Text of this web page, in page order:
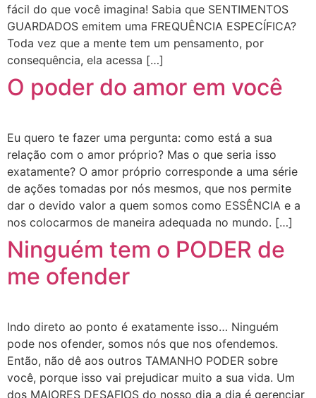
fácil do que você imagina! Sabia que SENTIMENTOS
GUARDADOS emitem uma FREQUÊNCIA ESPECÍFICA?
Toda vez que a mente tem um pensamento, por
consequência, ela acessa […]
O poder do amor em você
Eu quero te fazer uma pergunta: como está a sua
relação com o amor próprio? Mas o que seria isso
exatamente? O amor próprio corresponde a uma série
de ações tomadas por nós mesmos, que nos permite
dar o devido valor a quem somos como ESSÊNCIA e a
nos colocarmos de maneira adequada no mundo. […]
Ninguém tem o PODER de
me ofender
Indo direto ao ponto é exatamente isso… Ninguém
pode nos ofender, somos nós que nos ofendemos.
Então, não dê aos outros TAMANHO PODER sobre
você, porque isso vai prejudicar muito a sua vida. Um
dos MAIORES DESAFIOS do nosso dia a dia é gerenciar